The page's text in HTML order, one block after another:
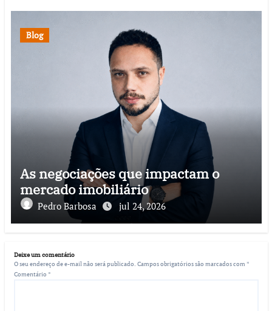
Blog
As negociações que impactam o
mercado imobiliário
Pedro Barbosa jul 24, 2026
Deixe um comentário
O seu endereço de e-mail não será publicado. Campos obrigatórios são marcados com *
Comentário *